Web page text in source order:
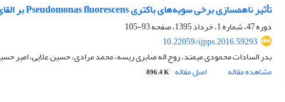
تأثیر ناهمسازی برخی سویه‌های باکتری Pseudomonas fluorescens بر القای پاسخ دفاعی گیاه پسته علیه پوسیدگی فیتوفترایی طوقه و ریشه
دوره 47، شماره 1، خرداد 1395، صفحه
93-105
10.22059/ijpps.2016.59293
بدر السادات محمودی میمند، روح اله صابری ریسه، محمد مرادی، حسین علایی، امیر
مشاهده مقاله
اصل مقاله 896.4 K